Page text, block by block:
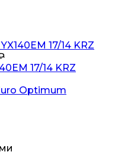
17/14 KRZ
17/14 KRZ
Optimum